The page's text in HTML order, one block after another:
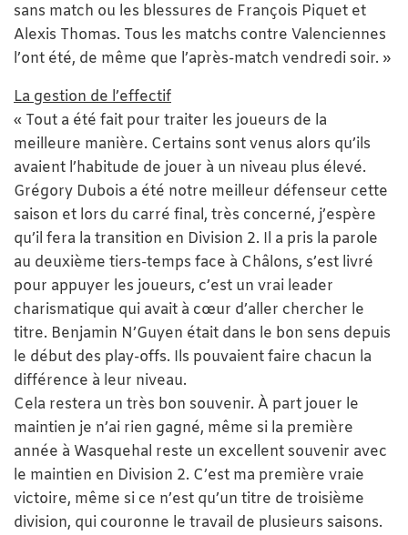
sans match ou les blessures de François Piquet et
Alexis Thomas. Tous les matchs contre Valenciennes
l’ont été, de même que l’après-match vendredi soir. »
La gestion de l’effectif
« Tout a été fait pour traiter les joueurs de la
meilleure manière. Certains sont venus alors qu’ils
avaient l’habitude de jouer à un niveau plus élevé.
Grégory Dubois a été notre meilleur défenseur cette
saison et lors du carré final, très concerné, j’espère
qu’il fera la transition en Division 2. Il a pris la parole
au deuxième tiers-temps face à Châlons, s’est livré
pour appuyer les joueurs, c’est un vrai leader
charismatique qui avait à cœur d’aller chercher le
titre. Benjamin N’Guyen était dans le bon sens depuis
le début des play-offs. Ils pouvaient faire chacun la
différence à leur niveau.
Cela restera un très bon souvenir. À part jouer le
maintien je n’ai rien gagné, même si la première
année à Wasquehal reste un excellent souvenir avec
le maintien en Division 2. C’est ma première vraie
victoire, même si ce n’est qu’un titre de troisième
division, qui couronne le travail de plusieurs saisons.